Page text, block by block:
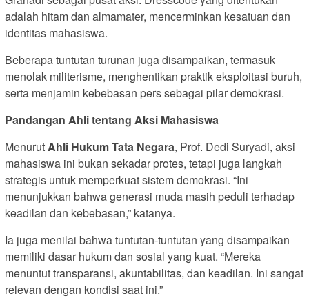
adalah hitam dan almamater, mencerminkan kesatuan dan
identitas mahasiswa.
Beberapa tuntutan turunan juga disampaikan, termasuk
menolak militerisme, menghentikan praktik eksploitasi buruh,
serta menjamin kebebasan pers sebagai pilar demokrasi.
Pandangan Ahli tentang Aksi Mahasiswa
MenurutAhli Hukum Tata Negara, Prof. Dedi Suryadi, aksi
mahasiswa ini bukan sekadar protes, tetapi juga langkah
strategis untuk memperkuat sistem demokrasi. “Ini
menunjukkan bahwa generasi muda masih peduli terhadap
keadilan dan kebebasan,” katanya.
Ia juga menilai bahwa tuntutan-tuntutan yang disampaikan
memiliki dasar hukum dan sosial yang kuat. “Mereka
menuntut transparansi, akuntabilitas, dan keadilan. Ini sangat
relevan dengan kondisi saat ini.”